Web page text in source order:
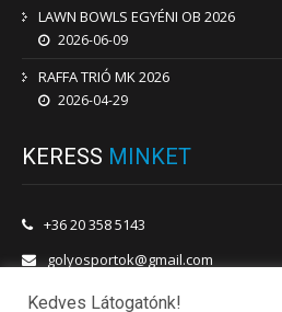
LAWN BOWLS EGYÉNI OB 2026
2026-06-09
RAFFA TRIÓ MK 2026
2026-04-29
KERESS MINKET
+36 20 358 5143
golyosportok@gmail.com
1201 Budapest, Vörösmarty utca 180.
Kedves Látogatónk!